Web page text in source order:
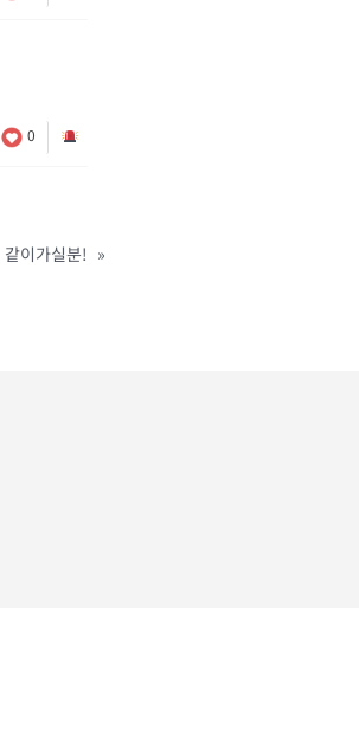
0
이가실분! »